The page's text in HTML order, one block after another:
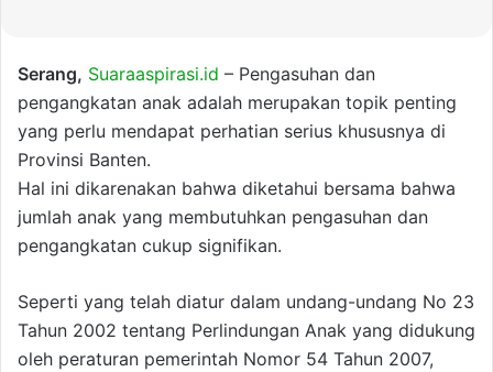
Serang, Suaraaspirasi.id – Pengasuhan dan
pengangkatan anak adalah merupakan topik penting
yang perlu mendapat perhatian serius khususnya di
Provinsi Banten.
Hal ini dikarenakan bahwa diketahui bersama bahwa
jumlah anak yang membutuhkan pengasuhan dan
pengangkatan cukup signifikan.
Seperti yang telah diatur dalam undang-undang No 23
Tahun 2002 tentang Perlindungan Anak yang didukung
oleh peraturan pemerintah Nomor 54 Tahun 2007,